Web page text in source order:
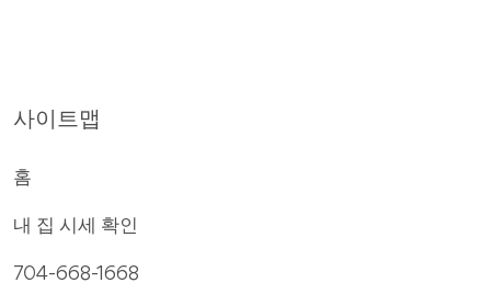
사이트맵
홈
내 집 시세 확인
704-668-1668